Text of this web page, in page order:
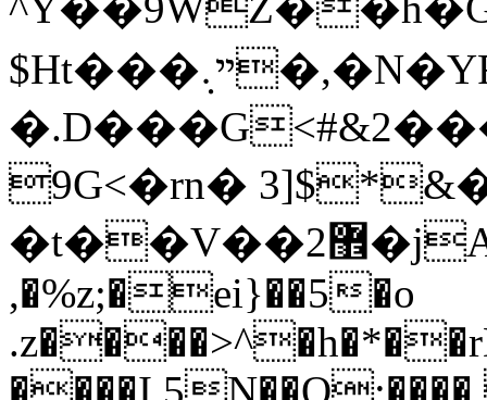
$Ht���ײ܉�,�N�YF�TJQ���~1��vaa������~c���_��i����z��0E��}
9G<�rn�
�t��V��޾2�jA�(����&.~ �#
,�%z;�ei}��5�o